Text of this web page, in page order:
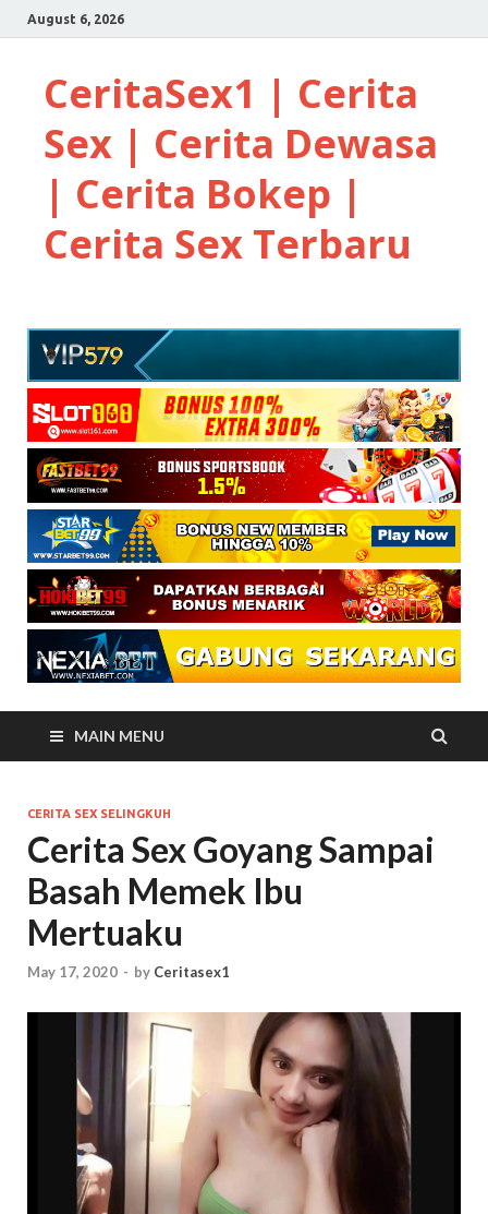
August 6, 2026
CeritaSex1 | Cerita
Sex | Cerita Dewasa
| Cerita Bokep |
Cerita Sex Terbaru
MAIN MENU
CERITA SEX SELINGKUH
Cerita Sex Goyang Sampai
Basah Memek Ibu
Mertuaku
May 17, 2020 - by Ceritasex1